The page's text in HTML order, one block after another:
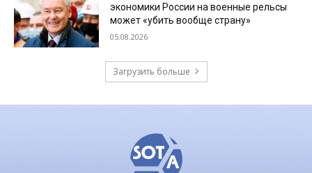
экономики России на военные рельсы
может «убить вообще страну»
05.08.2026
Загрузить больше